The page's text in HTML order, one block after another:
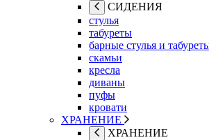
СИДЕНИЯ
стулья
табуреты
барные стулья и
скамьи
кресла
диваны
пуфы
кровати
ХРАНЕНИЕ
ХРАНЕНИЕ